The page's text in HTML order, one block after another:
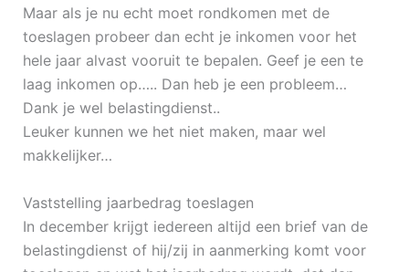
Maar als je nu echt moet rondkomen met de
toeslagen probeer dan echt je inkomen voor het
hele jaar alvast vooruit te bepalen. Geef je een te
laag inkomen op….. Dan heb je een probleem…
Dank je wel belastingdienst..
Leuker kunnen we het niet maken, maar wel
makkelijker…
Vaststelling jaarbedrag toeslagen
In december krijgt iedereen altijd een brief van de
belastingdienst of hij/zij in aanmerking komt voor